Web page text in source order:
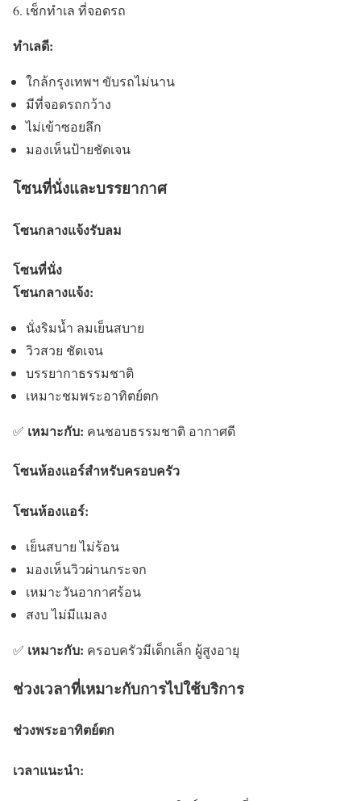
เช็กทำเล ที่จอดรถ
ทำเลดี:
ใกล้กรุงเทพฯ ขับรถไม่นาน
มีที่จอดรถกว้าง
ไม่เข้าซอยลึก
มองเห็นป้ายชัดเจน
โซนที่นั่งและบรรยากาศ
โซนกลางแจ้งรับลม
โซนที่นั่ง
โซนกลางแจ้ง:
นั่งริมน้ำ ลมเย็นสบาย
วิวสวย ชัดเจน
บรรยากาธรรมชาติ
เหมาะชมพระอาทิตย์ตก
✅ เหมาะกับ: คนชอบธรรมชาติ อากาศดี
โซนห้องแอร์สำหรับครอบครัว
โซนห้องแอร์:
เย็นสบาย ไม่ร้อน
มองเห็นวิวผ่านกระจก
เหมาะวันอากาศร้อน
สงบ ไม่มีแมลง
✅ เหมาะกับ: ครอบครัวมีเด็กเล็ก ผู้สูงอายุ
ช่วงเวลาที่เหมาะกับการไปใช้บริการ
ช่วงพระอาทิตย์ตก
เวลาแนะนำ: